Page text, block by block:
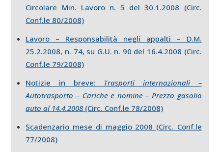
Circolare Min. Lavoro n. 5 del 30.1.2008 (Circ.
Conf.le 80/2008)
Lavoro – Responsabilità negli appalti – D.M.
25.2.2008, n. 74, su G.U. n. 90 del 16.4.2008 (Circ.
Conf.le 79/2008)
Notizie in breve: Trasporti internazionali –
Autotrasporto – Cariche e nomine – Prezzo gasolio
auto al 14.4.2008 (Circ. Conf.le 78/2008)
Scadenzario mese di maggio 2008 (Circ. Conf.le
77/2008)